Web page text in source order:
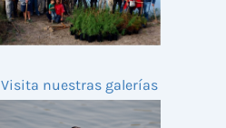
Visita nuestras galerías